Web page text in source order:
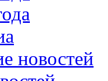
новостей